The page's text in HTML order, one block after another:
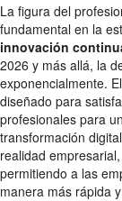
La figura del
fundamental en la
innovación
2026 y más allá, la
exponencialmente.
diseñado para
profesionales para
transformación
realidad
permitiendo a las
manera más rápida